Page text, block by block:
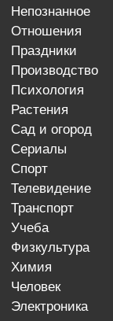
непознанное
отношения
праздники
производство
психология
растения
сад и огород
сериалы
спорт
телевидение
транспорт
учеба
физкультура
химия
человек
электроника